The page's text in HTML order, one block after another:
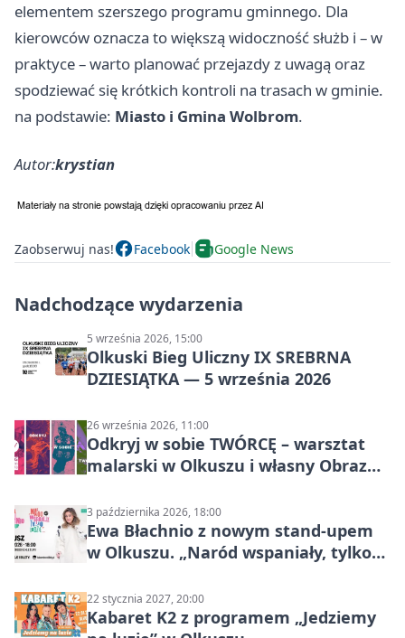
elementem szerszego programu gminnego. Dla
kierowców oznacza to większą widoczność służb i – w
praktyce – warto planować przejazdy z uwagą oraz
spodziewać się krótkich kontroli na trasach w gminie.
na podstawie: Miasto i Gmina Wolbrom.
Autor:krystian
Zaobserwuj nas! Facebook Google News
Nadchodzące wydarzenia
5 września 2026, 15:00
Olkuski Bieg Uliczny IX SREBRNA
DZIESIĄTKA — 5 września 2026
26 września 2026, 11:00
Odkryj w sobie TWÓRCĘ – warsztat
malarski w Olkuszu i własny Obraz
3 października 2026, 18:00
Ewa Błachnio z nowym stand-upem
w Olkuszu. „Naród wspaniały, tylko
22 stycznia 2027, 20:00
Kabaret K2 z programem „Jedziemy